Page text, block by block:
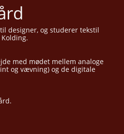
designer, og studerer tekstil
med mødet mellem analoge
og vævning) og de digitale